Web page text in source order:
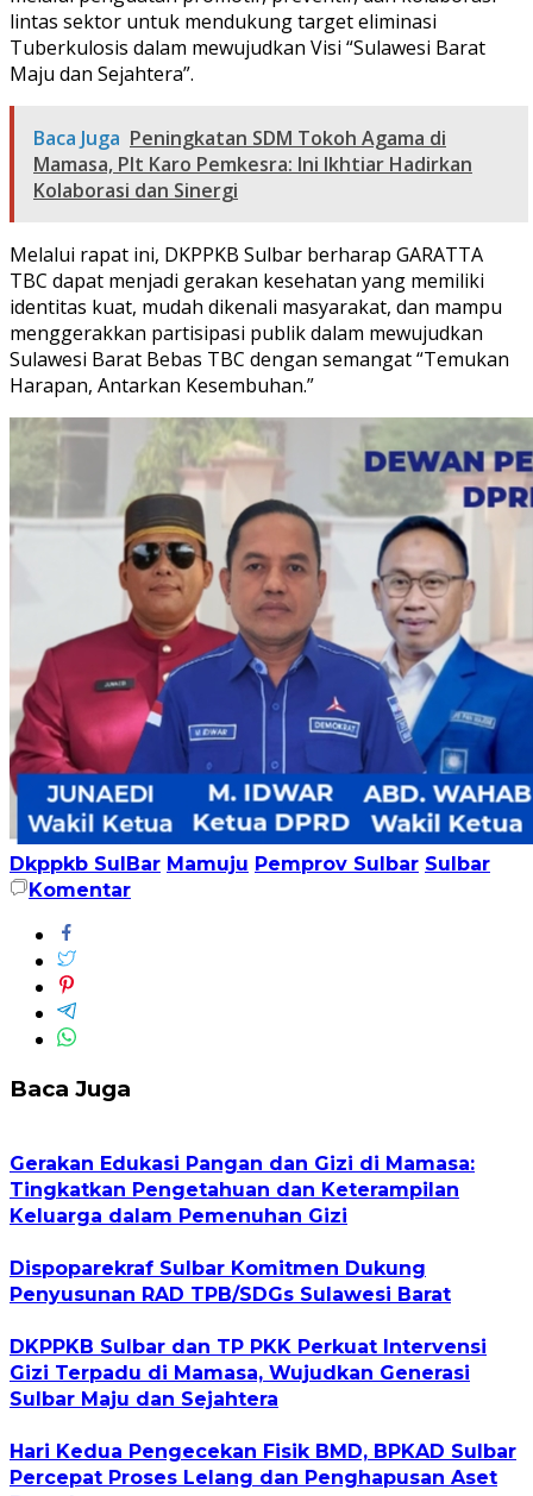
lintas sektor untuk mendukung target eliminasi
Tuberkulosis dalam mewujudkan Visi “Sulawesi Barat
Maju dan Sejahtera”.
Baca Juga Peningkatan SDM Tokoh Agama di
Mamasa, Plt Karo Pemkesra: Ini Ikhtiar Hadirkan
Kolaborasi dan Sinergi
Melalui rapat ini, DKPPKB Sulbar berharap GARATTA
TBC dapat menjadi gerakan kesehatan yang memiliki
identitas kuat, mudah dikenali masyarakat, dan mampu
menggerakkan partisipasi publik dalam mewujudkan
Sulawesi Barat Bebas TBC dengan semangat “Temukan
Harapan, Antarkan Kesembuhan.”
Dkppkb SulBar Mamuju Pemprov Sulbar Sulbar
Komentar
Baca Juga
Gerakan Edukasi Pangan dan Gizi di Mamasa:
Tingkatkan Pengetahuan dan Keterampilan
Keluarga dalam Pemenuhan Gizi
Dispoparekraf Sulbar Komitmen Dukung
Penyusunan RAD TPB/SDGs Sulawesi Barat
DKPPKB Sulbar dan TP PKK Perkuat Intervensi
Gizi Terpadu di Mamasa, Wujudkan Generasi
Sulbar Maju dan Sejahtera
Hari Kedua Pengecekan Fisik BMD, BPKAD Sulbar
Percepat Proses Lelang dan Penghapusan Aset